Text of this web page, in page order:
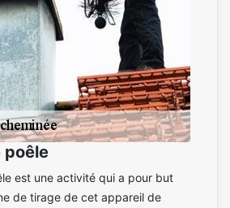
poêle
est une activité qui a pour but
de tirage de cet appareil de